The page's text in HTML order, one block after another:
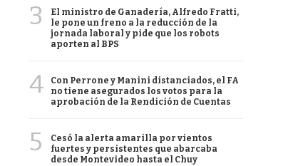
3
El ministro de Ganadería, Alfredo Fratti,
le pone un freno a la reducción de la
jornada laboral y pide que los robots
aporten al BPS
4
Con Perrone y Manini distanciados, el FA
no tiene asegurados los votos para la
aprobación de la Rendición de Cuentas
5
Cesó la alerta amarilla por vientos
fuertes y persistentes que abarcaba
desde Montevideo hasta el Chuy